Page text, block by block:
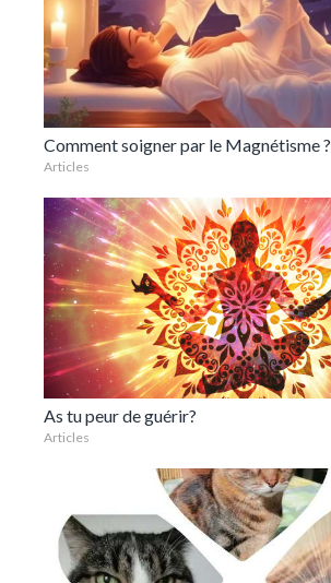
Comment soigner par le Magnétisme ?
Articles
As tu peur de guérir?
Articles